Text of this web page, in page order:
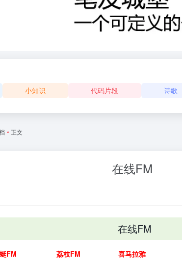
小知识 代码片段 诗歌
• 正文
在线FM
在线FM
FM 荔枝FM 喜马拉雅